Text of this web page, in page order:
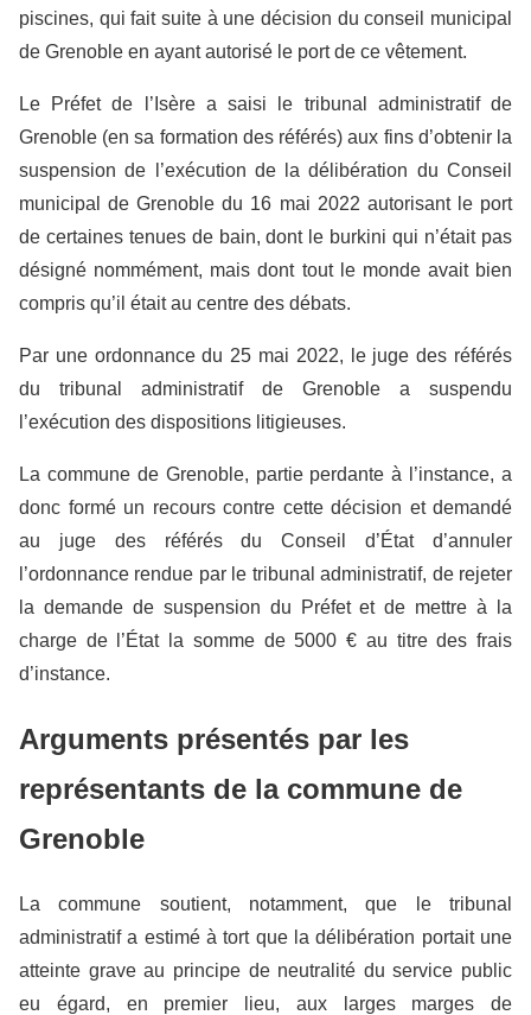
piscines, qui fait suite à une décision du conseil municipal
de Grenoble en ayant autorisé le port de ce vêtement.
Le Préfet de l’Isère a saisi le tribunal administratif de
Grenoble (en sa formation des référés) aux fins d’obtenir la
suspension de l’exécution de la délibération du Conseil
municipal de Grenoble du 16 mai 2022 autorisant le port
de certaines tenues de bain, dont le burkini qui n’était pas
désigné nommément, mais dont tout le monde avait bien
compris qu’il était au centre des débats.
Par une ordonnance du 25 mai 2022, le juge des référés
du tribunal administratif de Grenoble a suspendu
l’exécution des dispositions litigieuses.
La commune de Grenoble, partie perdante à l’instance, a
donc formé un recours contre cette décision et demandé
au juge des référés du Conseil d’État d’annuler
l’ordonnance rendue par le tribunal administratif, de rejeter
la demande de suspension du Préfet et de mettre à la
charge de l’État la somme de 5000 € au titre des frais
d’instance.
Arguments présentés par les
représentants de la commune de
Grenoble
La commune soutient, notamment, que le tribunal
administratif a estimé à tort que la délibération portait une
atteinte grave au principe de neutralité du service public
eu égard, en premier lieu, aux larges marges de